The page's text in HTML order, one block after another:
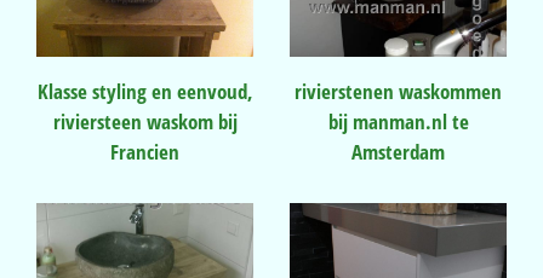
Klasse styling en eenvoud,
riviersteen waskom bij
Francien
rivierstenen waskommen
bij manman.nl te
Amsterdam